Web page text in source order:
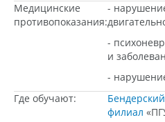
Медицинские
противопоказания:
-
-
и
-
Где обучают:
филиал